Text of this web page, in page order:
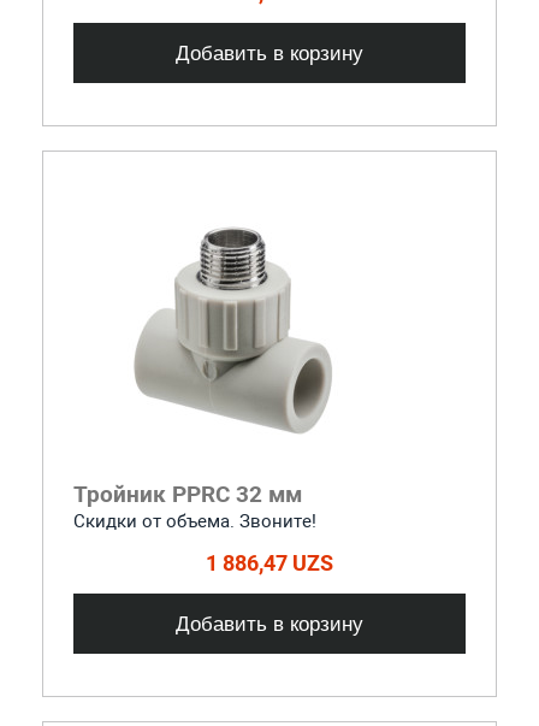
Добавить в корзину
Тройник PPRC 32 мм
Скидки от объема. Звоните!
1 886,47 UZS
Добавить в корзину